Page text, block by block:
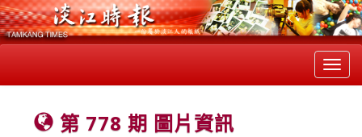
第 778 期 圖片資訊